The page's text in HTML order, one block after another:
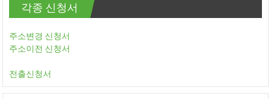
각종 신청서
주소변경 신청서
주소이전 신청서
전출신청서